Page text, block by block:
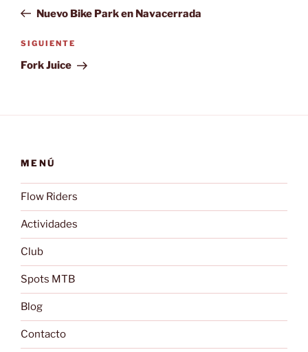
entradas
anterior:
Nuevo Bike Park en Navacerrada
Siguiente
entrada
SIGUIENTE
Fork Juice
MENÚ
Flow Riders
Actividades
Club
Spots MTB
Blog
Contacto